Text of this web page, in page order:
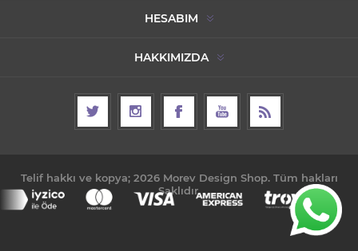
HESABIM
HAKKIMIZDA
Telif hakkı ve kopya; 2026 Morev Design Shop. Tüm hakları
Saklıdır.